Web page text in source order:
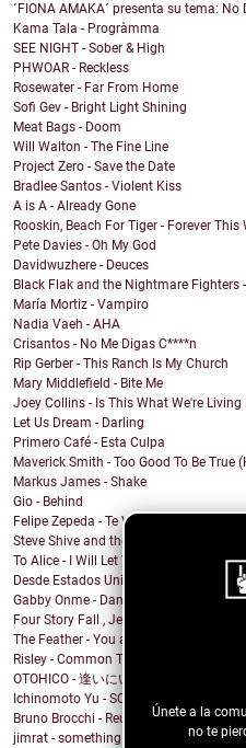
Únete a la
no te
´FIONA AMAKA´ presenta su tema: No
Kama Tala - Progràmma
SEE NIGHT - Sober & High
PHWOAR - Reckless
Rosewater - Far From Home
Sofi Gev - Bright Light Shining
Meat Bags - Doom
Will Walton - The Fine Line
Project Zero - Save the Date
Bradlee Santos - Violent Kiss
A is A - Already Gone
Rooskin, Beach For Tiger - Forever This
Pete Davies - Oh My God
Davidwuzhere - Deuces
Black Flak and the Nightmare Fighters
María Mortiz - Vampiro
Nadia Vaeh - AHA
Crisantos - No Me Digas C****n
Rip Gerber - This Ranch Is My Church
Mary Middlefield - Bite Me
Joey Collins - Is This What We're Living
Let Us Dream - Darling
Primero Café - Esta Culpa
Maverick Smith - Too Good To Be True
Markus James - Shake
Gio - Behind
Felipe Zepeda - Te Vas Sin Preguntar
Steve Shive and the Urban Saints,
To Alice - I Will Let You Down
Desde Estados Unidos MR.PISS nos
Gabby Onme - Dance in the Mirror
Four Story Fall , Jeremy Abrams -
The Feather - You and I
Risley - Common Thread
OTOHICO - 逢いにいきたい - 2023
Ichinomoto Yu - SCARS BLEEYO!!
Bruno Brocchi - Reunite
jimrat - something